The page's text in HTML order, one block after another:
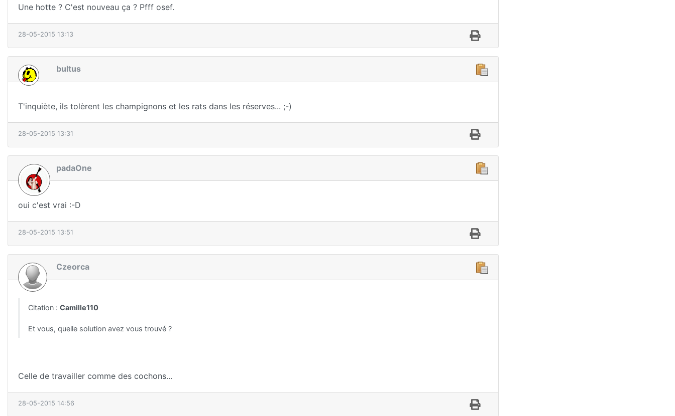
Une hotte ? C'est nouveau ça ? Pfff osef.
28-05-2015 13:13
bultus
T'inquiète, ils tolèrent les champignons et les rats dans les réserves... ;-)
28-05-2015 13:31
padaOne
oui c'est vrai :-D
28-05-2015 13:51
Czeorca
Citation : Camille110
Et vous, quelle solution avez vous trouvé ?
Celle de travailler comme des cochons...
28-05-2015 14:56